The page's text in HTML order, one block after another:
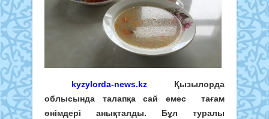
kyzylorda-news.kz Қызылорда
облысында талапқа сай емес тағам
өнімдері анықталды. Бұл туралы